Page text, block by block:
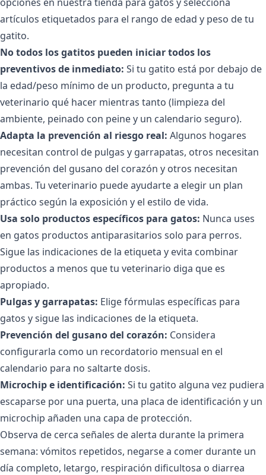
artículos etiquetados para el rango de edad y peso de tu
gatito.
No todos los gatitos pueden iniciar todos los
preventivos de inmediato: Si tu gatito está por debajo de
la edad/peso mínimo de un producto, pregunta a tu
veterinario qué hacer mientras tanto (limpieza del
ambiente, peinado con peine y un calendario seguro).
Adapta la prevención al riesgo real: Algunos hogares
necesitan control de pulgas y garrapatas, otros necesitan
prevención del gusano del corazón y otros necesitan
ambas. Tu veterinario puede ayudarte a elegir un plan
práctico según la exposición y el estilo de vida.
Usa solo productos específicos para gatos: Nunca uses
en gatos productos antiparasitarios solo para perros.
Sigue las indicaciones de la etiqueta y evita combinar
productos a menos que tu veterinario diga que es
apropiado.
Pulgas y garrapatas: Elige fórmulas específicas para
gatos y sigue las indicaciones de la etiqueta.
Prevención del gusano del corazón: Considera
configurarla como un recordatorio mensual en el
calendario para no saltarte dosis.
Microchip e identificación: Si tu gatito alguna vez pudiera
escaparse por una puerta, una placa de identificación y un
microchip añaden una capa de protección.
Observa de cerca señales de alerta durante la primera
semana: vómitos repetidos, negarse a comer durante un
día completo, letargo, respiración dificultosa o diarrea